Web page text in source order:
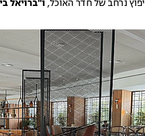
נרחב של חדר האוכל, ו"ברויאל